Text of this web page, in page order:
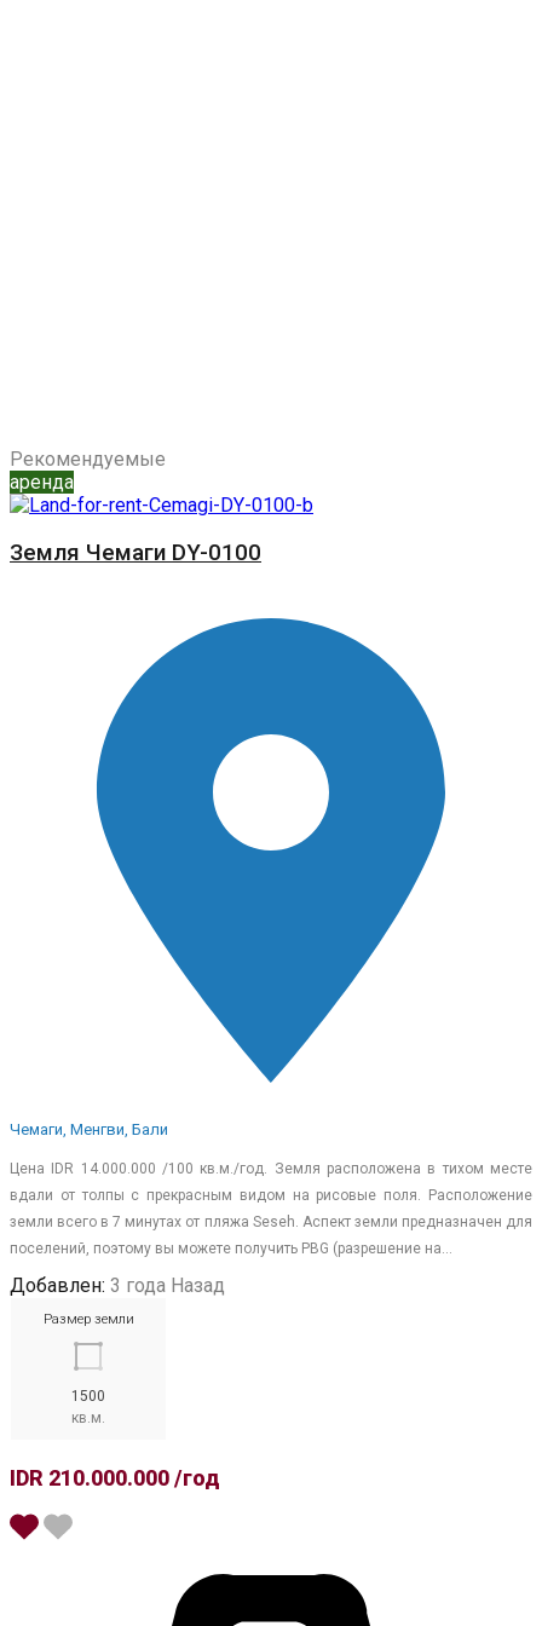
Рекомендуемые
аренда
Земля Чемаги DY-0100
Чемаги, Менгви, Бали
Цена IDR 14.000.000 /100 кв.м./год. Земля расположена в тихом месте
вдали от толпы с прекрасным видом на рисовые поля. Расположение
земли всего в 7 минутах от пляжа Seseh. Аспект земли предназначен для
поселений, поэтому вы можете получить PBG (разрешение на…
Добавлен: 3 года Назад
Размер земли
1500
кв.м.
IDR 210.000.000 /год